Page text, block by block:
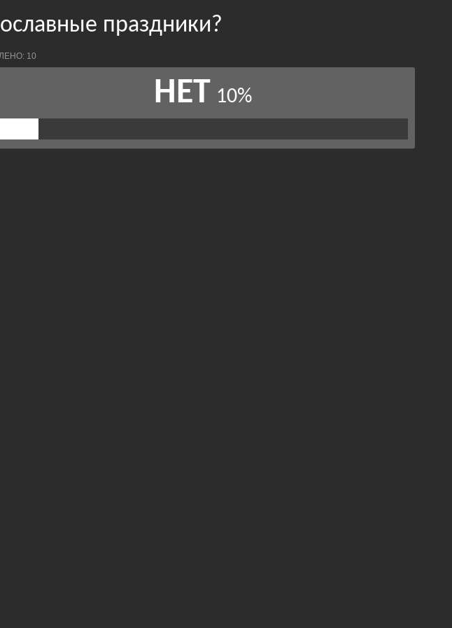
праздники?
10
НЕТ 10%